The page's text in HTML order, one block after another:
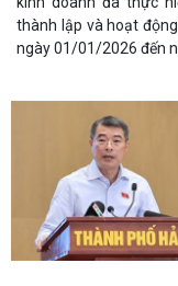
thành lập và hoạt
ngày 01/01/2026 đến